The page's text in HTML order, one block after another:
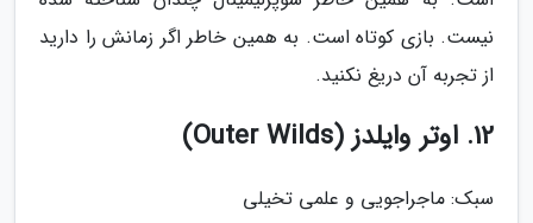
نیست. بازی کوتاه است. به همین خاطر اگر زمانش را دارید
از تجربه آن دریغ نکنید.
12. اوتر وایلدز (Outer Wilds)
سبک: ماجراجویی و علمی تخیلی